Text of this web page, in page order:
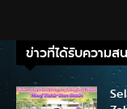
ข่าวที่ได้รับความส